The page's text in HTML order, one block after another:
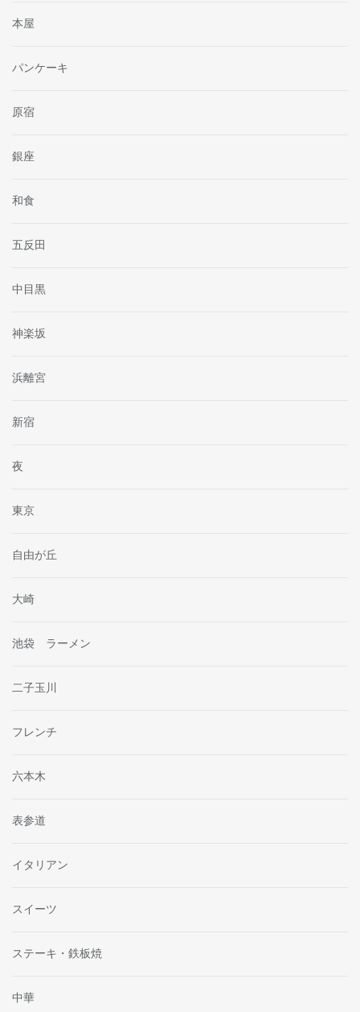
本屋
パンケーキ
原宿
銀座
和食
五反田
中目黒
神楽坂
浜離宮
新宿
夜
東京
自由が丘
大崎
池袋 ラーメン
二子玉川
フレンチ
六本木
表参道
イタリアン
スイーツ
ステーキ・鉄板焼
中華